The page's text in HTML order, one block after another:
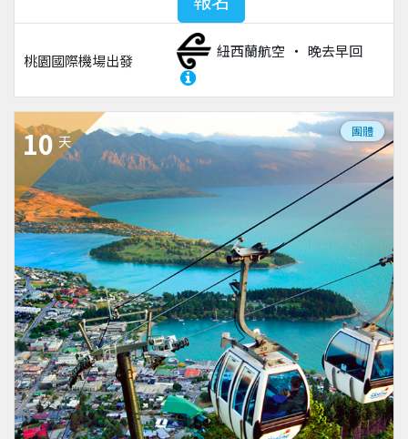
桃園國際機場出發
紐西蘭航空 晚去早回
10 天
團體